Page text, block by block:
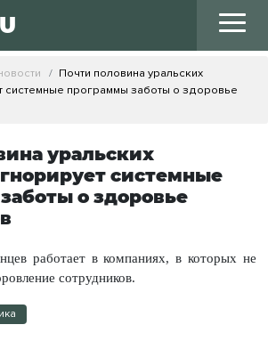
Почти половина уральских
системные программы заботы о здоровье
уральских
системные
о здоровье
работает в компаниях, в которых не
сотрудников.